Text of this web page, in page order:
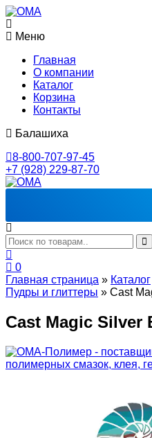
Меню
Главная
О компании
Каталог
Корзина
Контакты
Балашиха
8-800-707-97-45
+7 (928) 229-87-70
0
Главная страница » Каталог
Пудры и глиттеры » Cast
Cast Magic Silver